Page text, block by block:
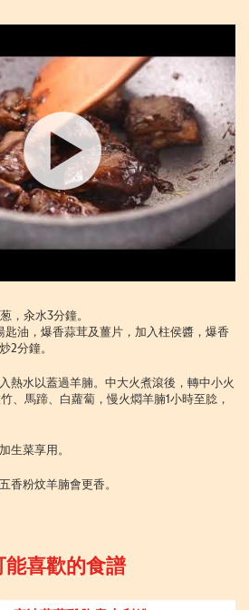
，汆水3分鐘。
匙油，爆香蒜茸及薑片，加入柱侯醬，爆香
2分鐘。
熱水以蓋過羊腩。中大火煮滾後，轉中小火
、馬蹄、白蘿蔔，慢火燜羊腩1小時至腍，
生菜享用 。
香粉炆羊腩會更香。
能喜歡的食譜